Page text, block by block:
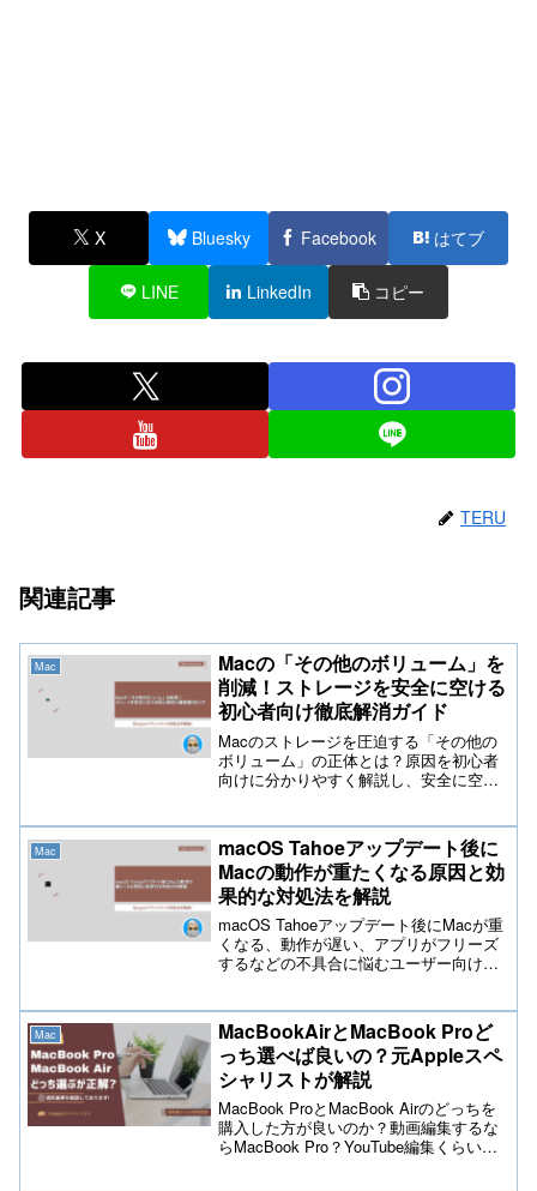
X Bluesky Facebook はてブ
LINE LinkedIn コピー
TERU
関連記事
Mac
Macの「その他のボリューム」を
削減！ストレージを安全に空ける
初心者向け徹底解消ガイド
Macのストレージを圧迫する「その他の
ボリューム」の正体とは？原因を初心者
向けに分かりやすく解説し、安全に空き
た不要ファイルのクリーンアップ方法
で、重い動作を今すぐ解消しましょう。
Mac
macOS Tahoeアップデート後に
Macの動作が重たくなる原因と効
果的な対処法を解説
macOS Tahoeアップデート後にMacが重
くなる、動作が遅い、アプリがフリーズ
するなどの不具合に悩むユーザー向け
トレージ肥大、キャッシュ蓄積などの要
因を詳しく分析し、初心者でも実践でき
る解決策をまとめた総合ガイドです。
Mac
MacBookAirとMacBook Proど
っち選べば良いの？元Appleスペ
シャリストが解説
MacBook ProとMacBook Airのどっちを
購入した方が良いのか？動画編集するな
らMacBook Pro？YouTube編集くらいな